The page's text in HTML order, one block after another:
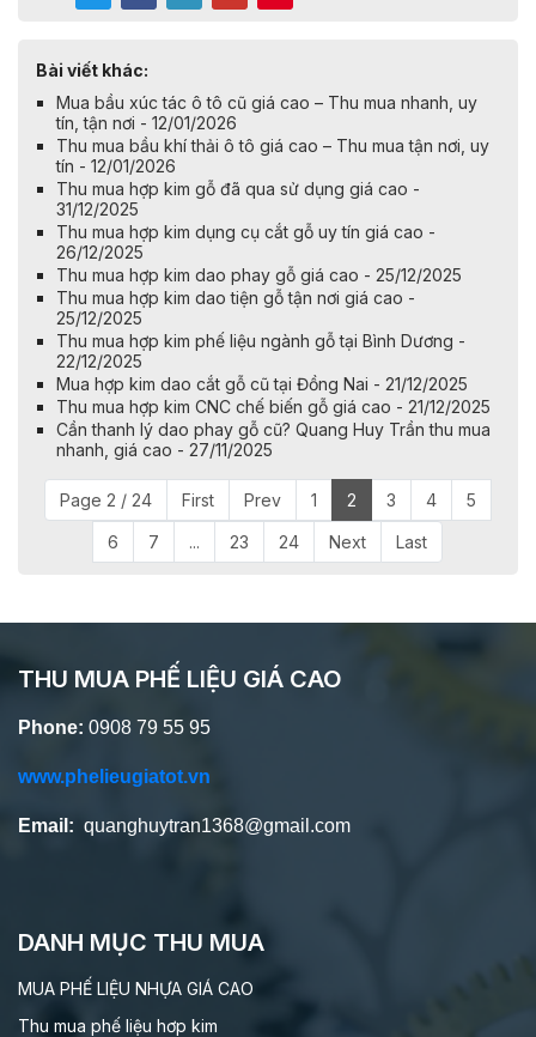
Bài viết khác:
Mua bầu xúc tác ô tô cũ giá cao – Thu mua nhanh, uy
tín, tận nơi - 12/01/2026
Thu mua bầu khí thải ô tô giá cao – Thu mua tận nơi, uy
tín - 12/01/2026
Thu mua hợp kim gỗ đã qua sử dụng giá cao -
31/12/2025
Thu mua hợp kim dụng cụ cắt gỗ uy tín giá cao -
26/12/2025
Thu mua hợp kim dao phay gỗ giá cao - 25/12/2025
Thu mua hợp kim dao tiện gỗ tận nơi giá cao -
25/12/2025
Thu mua hợp kim phế liệu ngành gỗ tại Bình Dương -
22/12/2025
Mua hợp kim dao cắt gỗ cũ tại Đồng Nai - 21/12/2025
Thu mua hợp kim CNC chế biến gỗ giá cao - 21/12/2025
Cần thanh lý dao phay gỗ cũ? Quang Huy Trần thu mua
nhanh, giá cao - 27/11/2025
Page 2 / 24 First Prev 1 2 3 4 5
6 7 ... 23 24 Next Last
THU MUA PHẾ LIỆU GIÁ CAO
Phone: 0908 79 55 95
www.phelieugiatot.vn
Email: quanghuytran1368@gmail.com
DANH MỤC THU MUA
MUA PHẾ LIỆU NHỰA GIÁ CAO
Thu mua phế liệu hơp kim